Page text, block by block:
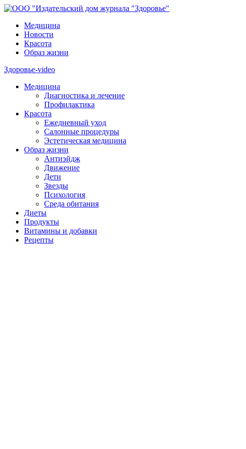
Медицина
Новости
Красота
Образ жизни
Здоровье-video
Медицина
Диагностика и лечение
Профилактика
Красота
Ежедневный уход
Салонные процедуры
Эстетическая медицина
Образ жизни
Антиэйдж
Движение
Дети
Звезды
Психология
Среда обитания
Диеты
Продукты
Витамины и добавки
Рецепты